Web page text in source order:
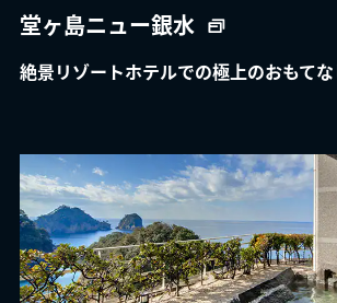
堂ヶ島ニュー銀水
絶景リゾートホテルでの極上のおもて